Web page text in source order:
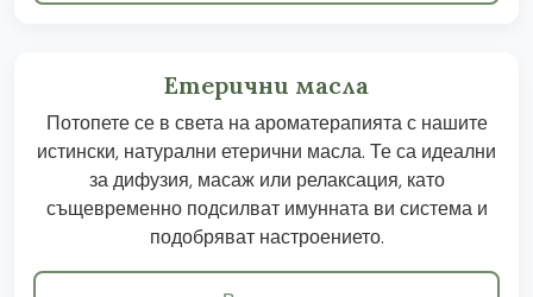
Етерични масла
Потопете се в света на ароматерапията с нашите
истински, натурални етерични масла. Те са идеални
за дифузия, масаж или релаксация, като
същевременно подсилват имунната ви система и
подобряват настроението.